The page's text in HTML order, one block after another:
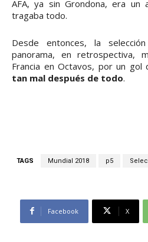
AFA, ya sin Grondona, era
tragaba todo.
Desde entonces, la
panorama, en retrospectiva,
Francia en Octavos, por un gol
tan mal después de todo.
TAGS Mundial 2018 p5
Facebook X